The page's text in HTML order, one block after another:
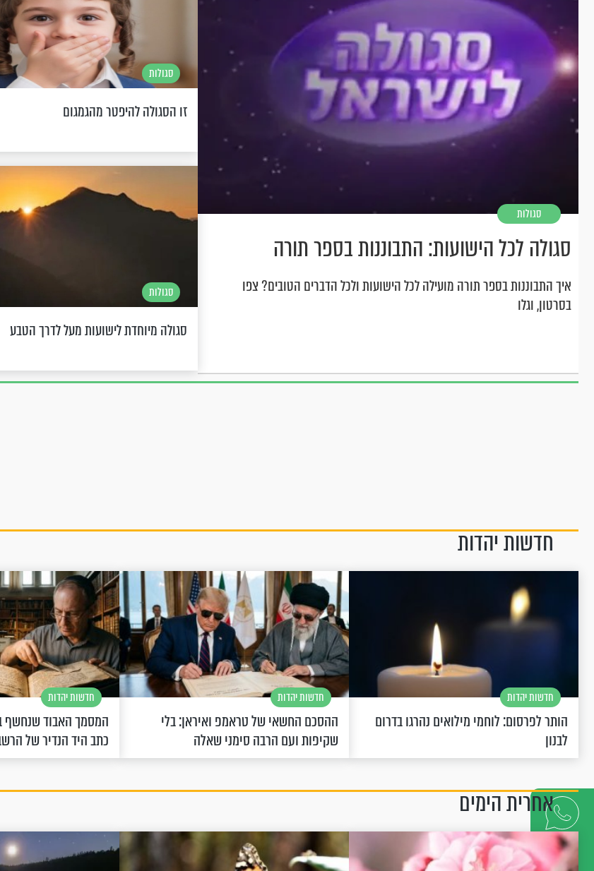
דברו
איתנו
סגולות
סגולה לכל הישועות: התבוננות בספר תורה
איך התבוננות בספר תורה מועילה לכל הישועות ולכל הדברים הטובים? צפו
בסרטון, וגלו
סגולות
זו הסגולה להיפטר מהגמגום
סגולות
סגולה מיוחדת לישועות מעל לדרך הטבע
חדשות יהדות
חדשות יהדות
הותר לפרסום: לוחמי מילואים נהרגו בדרום
לבנון
חדשות יהדות
ההסכם החשאי של טראמפ ואיראן: בלי
שקיפות ועם הרבה סימני שאלה
חדשות יהדות
המסמך האבוד שנחשף
כתב היד הנדיר של
אחרית הימים